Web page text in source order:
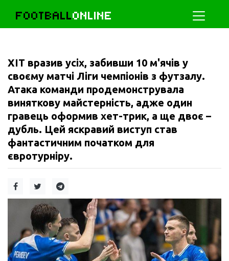
FOOTBALLONLINE
ХІТ вразив усіх, забивши 10 м'ячів у
своєму матчі Ліги чемпіонів з футзалу.
Атака команди продемонструвала
виняткову майстерність, адже один
гравець оформив хет-трик, а ще двоє –
дубль. Цей яскравий виступ став
фантастичним початком для
євротурніру.